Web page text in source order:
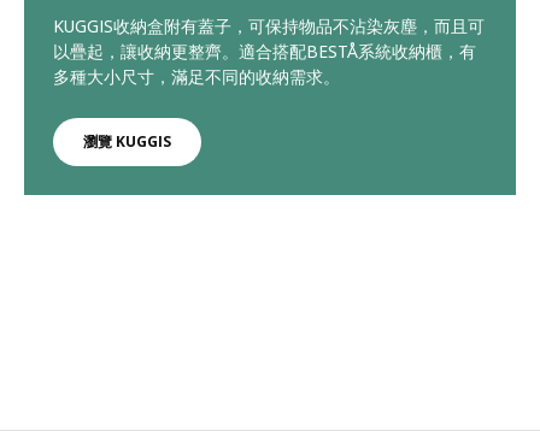
KUGGIS收納盒附有蓋子，可保持物品不沾染灰塵，而且可
以疊起，讓收納更整齊。適合搭配BESTÅ系統收納櫃，有
多種大小尺寸，滿足不同的收納需求。
瀏覽 KUGGIS